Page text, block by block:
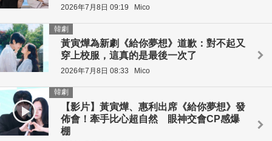
2026年7月8日 09:19 Mico
黃寅燁為新劇《給你夢想》道歉：對不起又
穿上校服，這真的是最後一次了
韓劇
2026年7月8日 08:33 Mico
【影片】黃寅燁、惠利出席《給你夢想》發
佈會！牽手比心超自然 眼神交會CP感爆
棚
韓劇